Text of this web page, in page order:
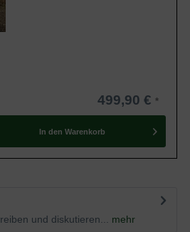
499,90 €
In den Warenkorb
und diskutieren...
mehr